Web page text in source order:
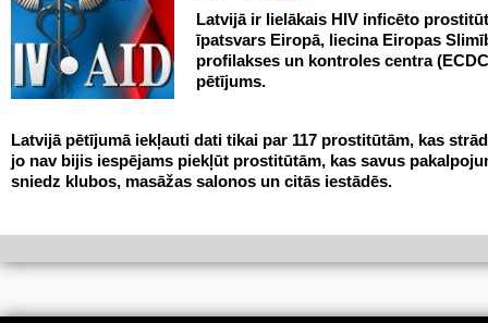
Latvijā ir lielākais HIV inficēto
īpatsvars Eiropā, liecina Eiropas
profilakses un kontroles centra
pētījums.
Latvijā pētījumā iekļauti dati tikai par 117 prostitūtām, kas
jo nav bijis iespējams piekļūt prostitūtām, kas savus
sniedz klubos, masāžas salonos un citās iestādēs.